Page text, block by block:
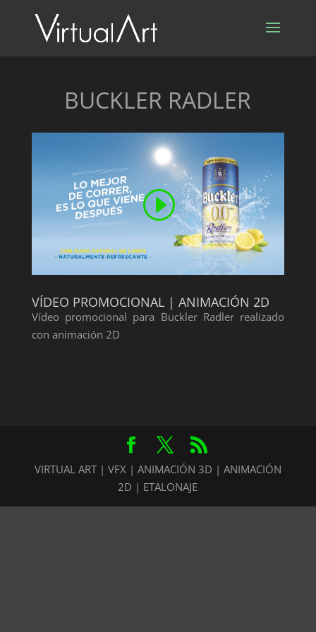
BUCKLER RADLER
VÍDEO PROMOCIONAL | ANIMACIÓN 2D
Vídeo promocional para Buckler Radler realizado
con animación 2D
VIRTUAL ART | VFX | ANIMACIÓN 3D | ANIMACIÓN
2D | ETALONAJE